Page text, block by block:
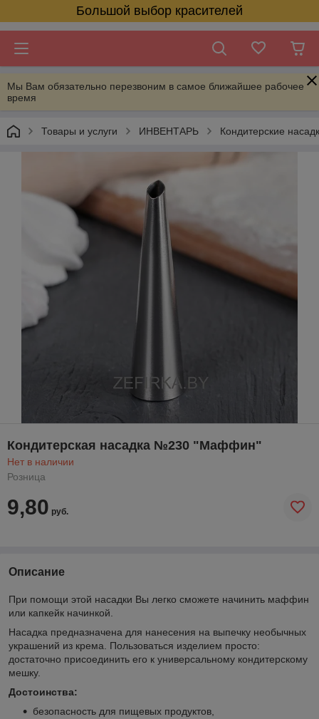
Большой выбор красителей
Мы Вам обязательно перезвоним в самое ближайшее рабочее
время
Товары и услуги ИНВЕНТАРЬ Кондитерские
Кондитерская насадка №230 "Маффин"
Нет в наличии
Розница
9,80 руб.
Описание
При помощи этой насадки Вы легко сможете начинить маффин
или капкейк начинкой.
Насадка предназначена для нанесения на выпечку необычных
украшений из крема. Пользоваться изделием просто:
достаточно присоединить его к универсальному кондитерскому
мешку.
Достоинства:
безопасность для пищевых продуктов,